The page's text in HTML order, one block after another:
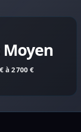
à 2 700 €